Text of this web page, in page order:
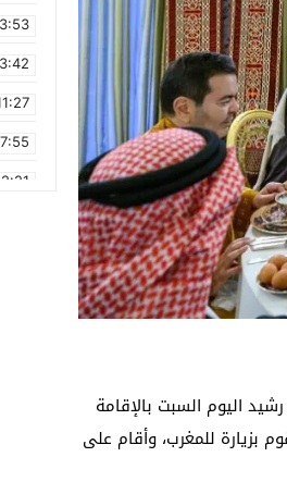
اليوم السبت بالإقامة
بزيارة للمغرب، وأقام على